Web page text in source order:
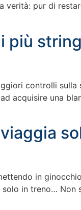
verità: pur di
più
controlli
acquisire una
in
in treno… Non